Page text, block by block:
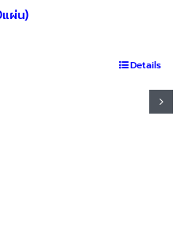
แผ่น)
Details